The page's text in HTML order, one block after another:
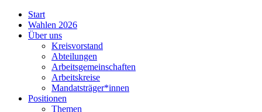
Start
Wahlen 2026
Über uns
Kreisvorstand
Abteilungen
Arbeitsgemeinschaften
Arbeitskreise
Mandatsträger*innen
Positionen
Themen